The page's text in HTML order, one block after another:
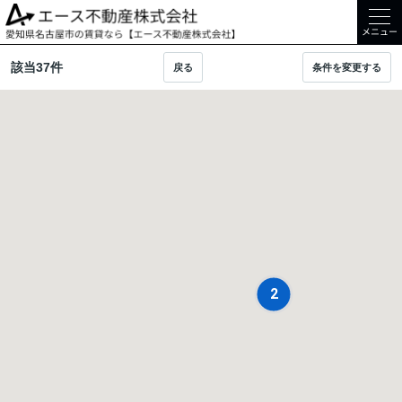
メニュー
該当37件 戻る 条件を変更する
2